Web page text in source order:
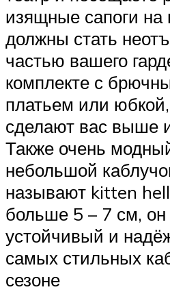
изящные сапоги на
должны стать
частью вашего
комплекте с
платьем или юбкой,
сделают вас выше
Также очень
небольшой
называют kitten
больше 5 – 7 см, он
устойчивый и
самых стильных
сезоне